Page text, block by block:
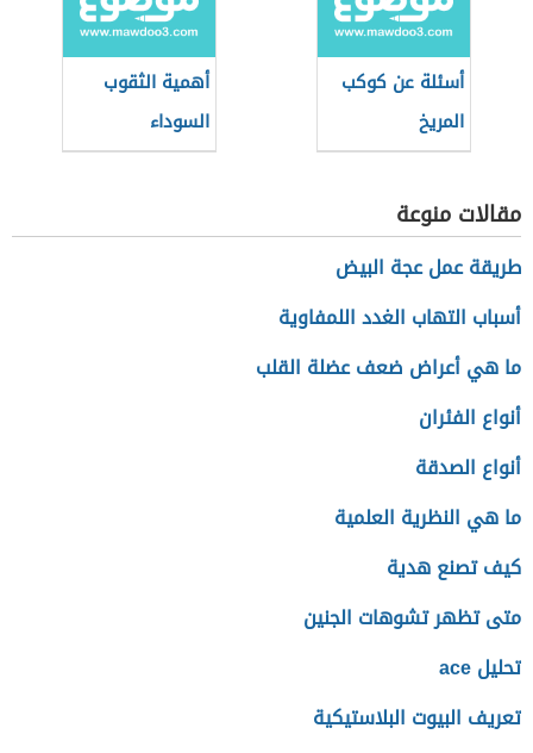
أسئلة عن كوكب
المريخ
أهمية الثقوب
السوداء
مقالات منوعة
طريقة عمل عجة البيض
أسباب التهاب الغدد اللمفاوية
ما هي أعراض ضعف عضلة القلب
أنواع الفئران
أنواع الصدقة
ما هي النظرية العلمية
كيف تصنع هدية
متى تظهر تشوهات الجنين
تحليل ace
تعريف البيوت البلاستيكية